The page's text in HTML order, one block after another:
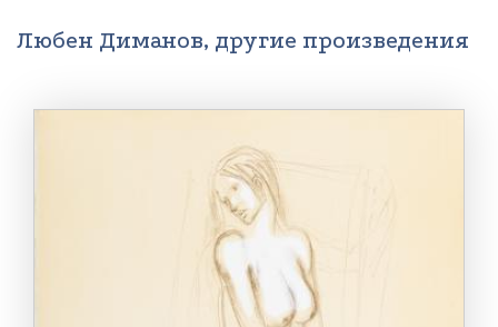
Любен Диманов, другие произведения